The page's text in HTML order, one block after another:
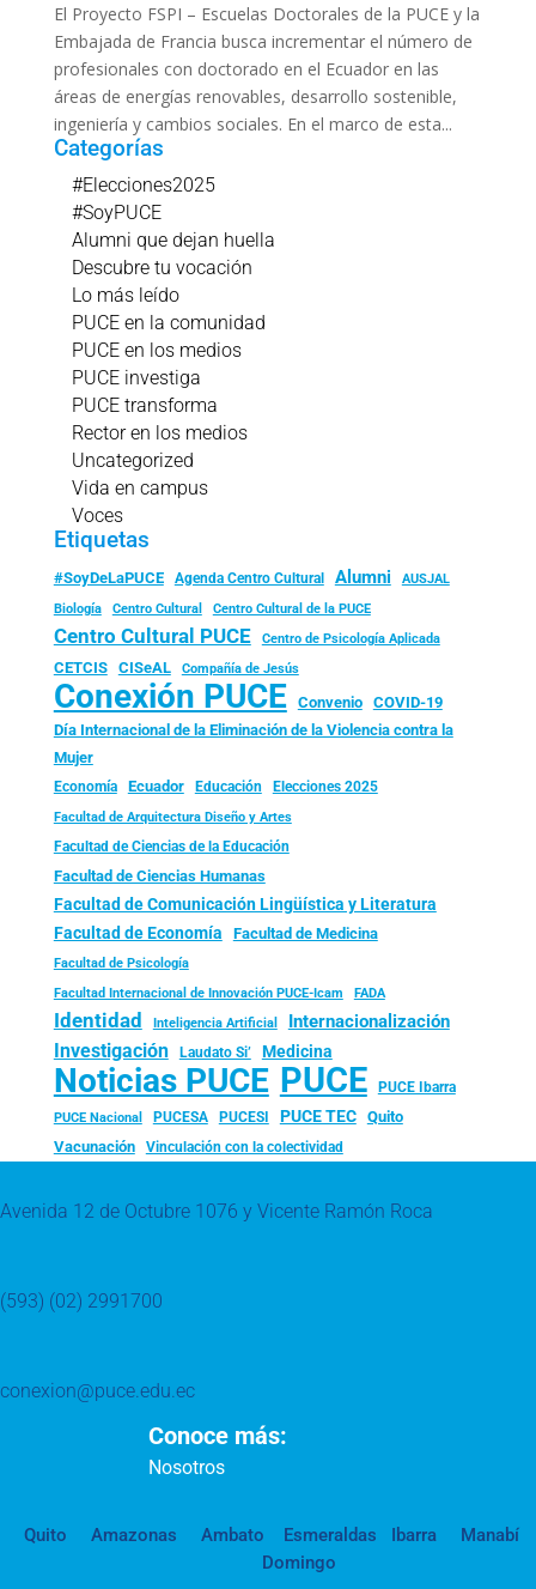
El Proyecto FSPI – Escuelas Doctorales de la PUCE y la
Embajada de Francia busca incrementar el número de
profesionales con doctorado en el Ecuador en las
áreas de energías renovables, desarrollo sostenible,
ingeniería y cambios sociales. En el marco de esta...
Categorías
#Elecciones2025
#SoyPUCE
Alumni que dejan huella
Descubre tu vocación
Lo más leído
PUCE en la comunidad
PUCE en los medios
PUCE investiga
PUCE transforma
Rector en los medios
Uncategorized
Vida en campus
Voces
Etiquetas
#SoyDeLaPUCE Agenda Centro Cultural Alumni
AUSJAL
Biología
Centro Cultural Centro Cultural de la PUCE
Centro Cultural PUCE Centro de Psicología Aplicada
CETCIS CISeAL Compañía de Jesús
Conexión PUCE Convenio
COVID-19
Día Internacional de la Eliminación de la Violencia contra la
Mujer
Economía Ecuador Educación Elecciones 2025
Facultad de Arquitectura Diseño y Artes
Facultad de Ciencias de la Educación
Facultad de Ciencias Humanas
Facultad de Comunicación Lingüística y Literatura
Facultad de Economía Facultad de Medicina
Facultad de Psicología
Facultad Internacional de Innovación PUCE-Icam FADA
Identidad Inteligencia Artificial Internacionalización
Investigación Laudato Si’ Medicina
Noticias PUCE PUCE PUCE Ibarra
PUCE Nacional PUCESA PUCESI PUCE TEC
Quito
Vacunación
Vinculación con la colectividad
Avenida 12 de Octubre 1076 y Vicente Ramón Roca
(593) (02) 2991700
conexion@puce.edu.ec
Conoce más:
Nosotros
Quito Amazonas Ambato Esmeraldas Ibarra
Manabí
Domingo